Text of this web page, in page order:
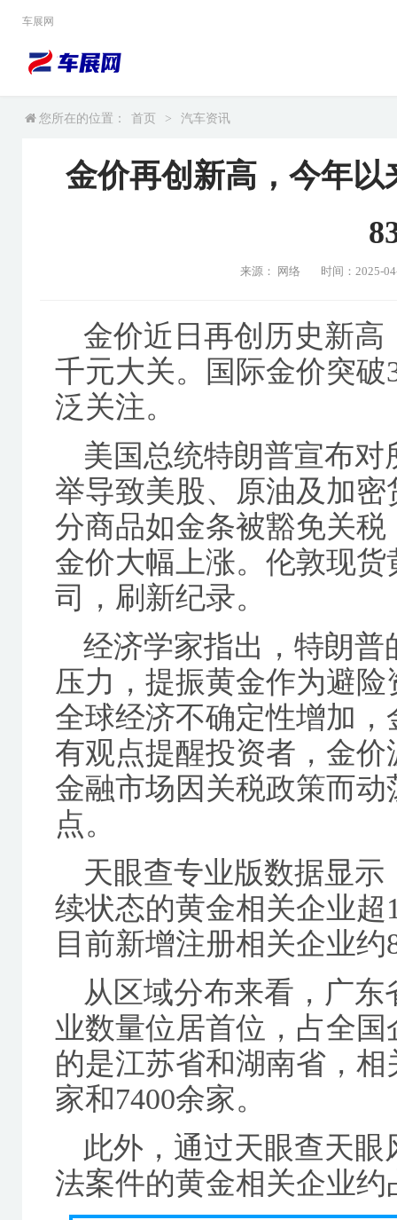
车展网
您所在的位置： 首页 > 汽车资讯
金价再创新高，今年
来源： 网络 时间：2025-
金价近日再创历史新
千元大关。国际金价突破
泛关注。
美国总统特朗普宣布对
举导致美股、原油及加
分商品如金条被豁免关
金价大幅上涨。伦敦现货
司，刷新纪录。
经济学家指出，特朗
压力，提振黄金作为避
全球经济不确定性增加
有观点提醒投资者，金
金融市场因关税政策而
点。
天眼查专业版数据显
续状态的黄金相关企业超
目前新增注册相关企业约
从区域分布来看，广
业数量位居首位，占全
的是江苏省和湖南省，
家和7400余家。
此外，通过天眼查天
法案件的黄金相关企业约